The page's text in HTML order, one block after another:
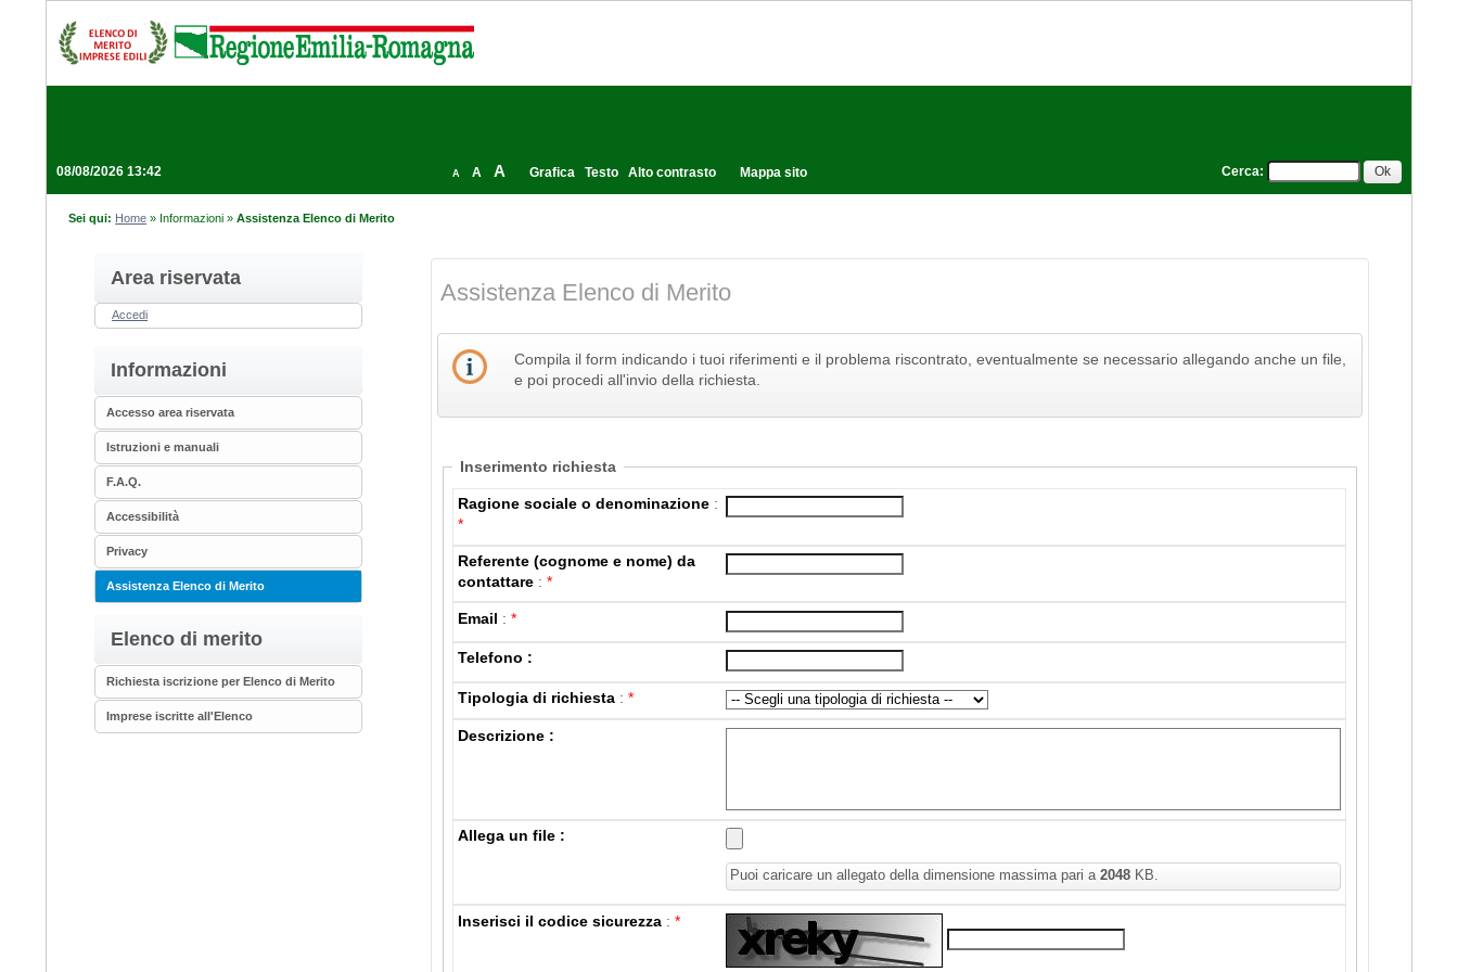
08/08/2026 13:42 Cerca:
A A A Grafica Testo Alto contrasto Mappa sito
Sei qui: Home » Informazioni »Assistenza Elenco di Merito
Area riservata
Accedi
Informazioni
Accesso area riservata
Istruzioni e manuali
F.A.Q.
Accessibilità
Privacy
Assistenza Elenco di Merito
Elenco di merito
Richiesta iscrizione per Elenco di Merito
Imprese iscritte all'Elenco
Assistenza Elenco di Merito
Compila il form indicando i tuoi riferimenti e il problema riscontrato, eventualmente se necessario allegando anche un file,
e poi procedi all'invio della richiesta.
Inserimento richiesta
Ragione sociale o denominazione :
*
Referente (cognome e nome) da
contattare :*
Email :*
Telefono :
Tipologia di richiesta :*
Descrizione :
Allega un file :
Puoi caricare un allegato della dimensione massima pari a2048 KB.
Inserisci il codice sicurezza :*